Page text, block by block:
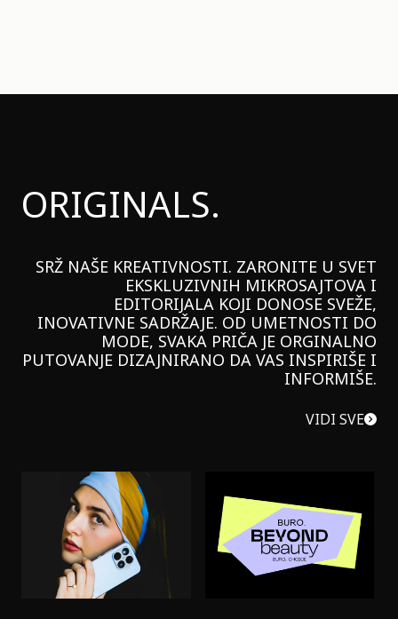
ORIGINALS.
SRŽ NAŠE KREATIVNOSTI. ZARONITE U SVET
EKSKLUZIVNIH MIKROSAJTOVA I
EDITORIJALA KOJI DONOSE SVEŽE,
INOVATIVNE SADRŽAJE. OD UMETNOSTI DO
MODE, SVAKA PRIČA JE ORGINALNO
PUTOVANJE DIZAJNIRANO DA VAS INSPIRIŠE I
INFORMIŠE.
VIDI SVE